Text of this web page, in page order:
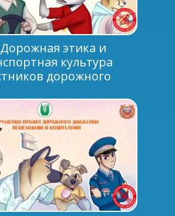
этика и
культура
дорожного